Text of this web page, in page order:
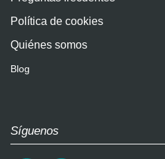
Política de cookies
Quiénes somos
Blog
Síguenos